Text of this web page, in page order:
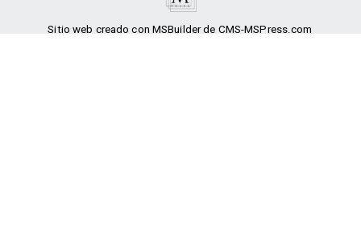
Sitio web creado con MSBuilder de CMS-MSPress.com